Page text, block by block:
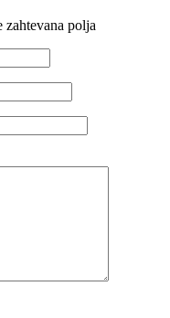
zahtevana polja